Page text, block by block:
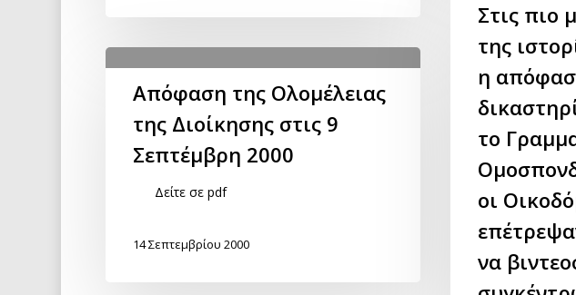
Στις πιο
της
η
το
οι
να
Απόφαση της Ολομέλειας
της Διοίκησης στις 9
Σεπτέμβρη 2000
Δείτε σε pdf
14 Σεπτεμβρίου 2000